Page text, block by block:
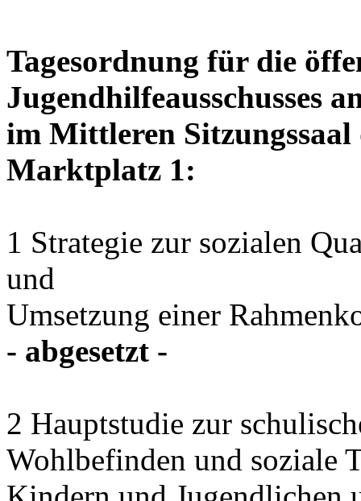
Tagesordnung für die
Jugendhilfeausschusses
im Mittleren Sitzungssaal
Marktplatz 1:
1 Strategie zur sozialen
und
Umsetzung einer
- abgesetzt -
2 Hauptstudie zur
Wohlbefinden und soziale